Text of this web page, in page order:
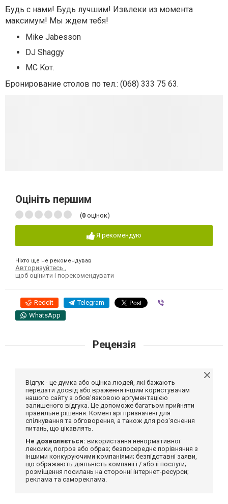
Будь с нами! Будь лучшим! Извлеки из момента
максимум! Мы ждем тебя!
Mike Jabesson
DJ Shaggy
MC Kот.
Бронирование столов по тел.: (068) 333 75 63.
Оцініть першим
(0 оцінок)
Я рекомендую
Ніхто ще не рекомендував
Авторизуйтесь
щоб оцінити і порекомендувати
Reddit Telegram
WhatsApp
Рецензія
Відгук - це думка або оцінка людей, які бажають
передати досвід або враження іншим користувачам
нашого сайту з обов'язковою аргументацією
залишеного відгука. Це допоможе багатьом прийняти
правильне рішення. Коментарі призначені для
спілкування та обговорення, а також для роз'яснення
питань, що цікавлять.
Не дозволяється: використання ненормативної
лексики, погроз або образ; безпосереднє порівняння з
іншими конкуруючими компаніями; безпідставні заяви,
що ображають діяльність компанії і / або її послуги;
розміщення посилань на сторонні інтернет-ресурси;
реклама та самореклама.